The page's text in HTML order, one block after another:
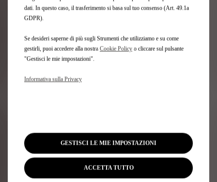
E-Tense
Pallas
Da€ 299+ IVA con StyleDrive Evolease
Motorizzazione: 100% Elettrico
TAN (fisso) 2,99%
Primo canone anticipato
Scopri l'offerta
dati. In questo caso, il trasferimento si basa sul tuo consenso (Art. 49.1a
GDPR).
Se desideri saperne di più sugli Strumenti che utilizziamo e su come
gestirli, puoi accedere alla nostra Cookie Policy o cliccare sul pulsante
"Gestisci le mie impostazioni".
Informativa sulla Privacy
GESTISCI LE MIE IMPOSTAZIONI
ACCETTA TUTTO